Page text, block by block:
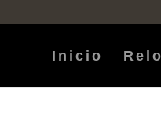
Inicio